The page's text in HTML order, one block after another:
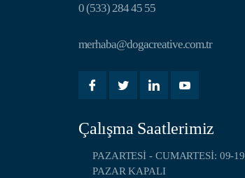
0 (533) 284 45 55
merhaba@dogacreative.com.tr
Çalışma Saatlerimiz
PAZARTESI - CUMARTESI: 09-19
PAZAR KAPALI